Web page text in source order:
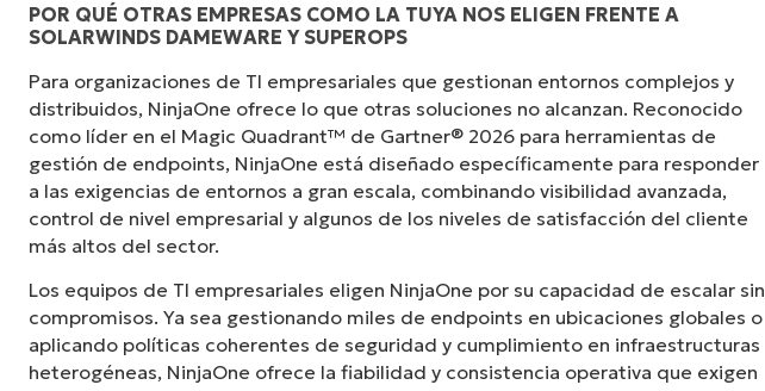
POR QUÉ OTRAS EMPRESAS COMO LA TUYA NOS ELIGEN FRENTE A
SOLARWINDS DAMEWARE Y SUPEROPS
Para organizaciones de TI empresariales que gestionan entornos complejos y
distribuidos, NinjaOne ofrece lo que otras soluciones no alcanzan. Reconocido
como líder en el Magic Quadrant™ de Gartner® 2026 para herramientas de
gestión de endpoints, NinjaOne está diseñado específicamente para responder
a las exigencias de entornos a gran escala, combinando visibilidad avanzada,
control de nivel empresarial y algunos de los niveles de satisfacción del cliente
más altos del sector.
Los equipos de TI empresariales eligen NinjaOne por su capacidad de escalar sin
compromisos. Ya sea gestionando miles de endpoints en ubicaciones globales o
aplicando políticas coherentes de seguridad y cumplimiento en infraestructuras
heterogéneas, NinjaOne ofrece la fiabilidad y consistencia operativa que exigen
«Antes, necesitaba entre 10 y 15 herramientas diferentes para hacer lo que
NinjaOne logra en una sola interfaz centralizada. NinjaOne hace la vida
mucho más fácil».
Ernie Turner
Director de TI en